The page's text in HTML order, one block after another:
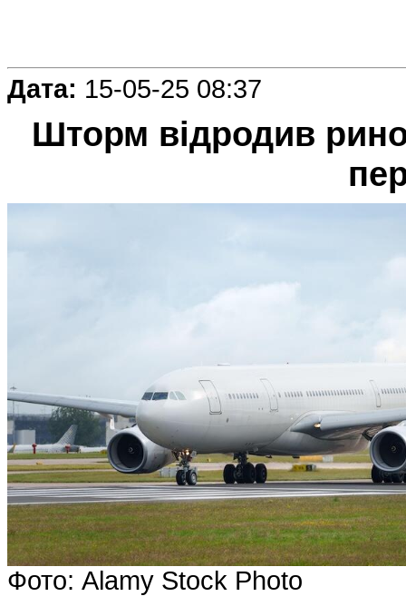
Дата: 15-05-25 08:37
Шторм відродив
Фото: Alamy Stock Photo